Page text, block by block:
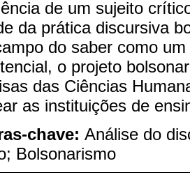
de um sujeito
da prática discursiva
do saber como
o projeto
das Ciências
as instituições de
chave: Análise do
Bolsonarismo